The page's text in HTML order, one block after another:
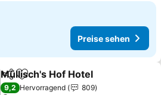
Preise sehen
TeilenZu Favoriten hinzufügen
Müllisch's Hof Hotel
9,2 Hervorragend
809